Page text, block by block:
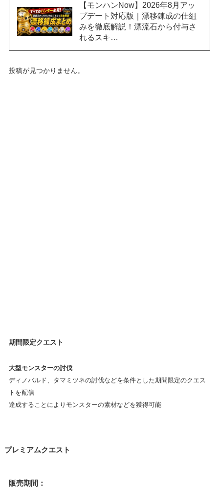
【モンハンNow】2026年8月アッ
プデート対応版｜漂移錬成の仕組
みを徹底解説！漂流石から付与さ
れるスキ…
投稿が見つかりません。
期間限定クエスト
大型モンスターの討伐
ディノバルド、タマミツネの討伐などを条件とした期間限定のクエス
トを配信
達成することによりモンスターの素材などを獲得可能
プレミアムクエスト
販売期間：